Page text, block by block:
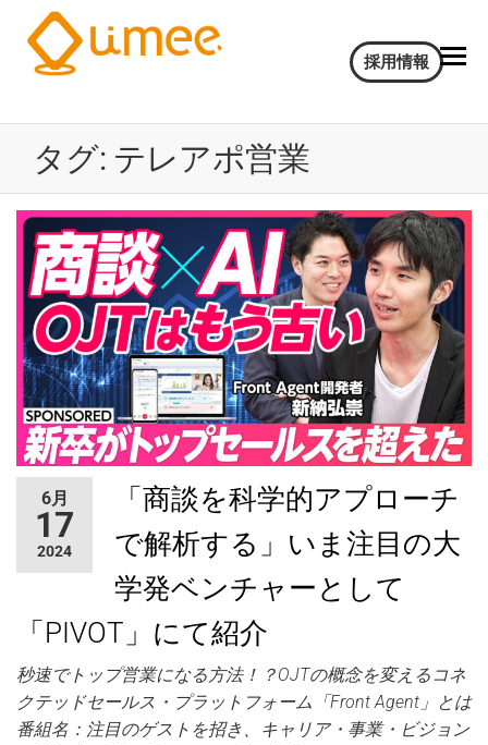
Technologies
株式会社
ン
サ
イ
ト
AI
電
気
通
信
大
学
認
定
ベ
ン
チ
ャ
採用情報
タグ: テレアポ営業
6月
17
2024
「商談を科学的アプローチ
で解析する」いま注目の大
学発ベンチャーとして
「PIVOT」にて紹介
秒速でトップ営業になる方法！？OJTの概念を変えるコネ
クテッドセールス・プラットフォーム「Front Agent」とは
番組名：注目のゲストを招き、キャリア・事業・ビジョン